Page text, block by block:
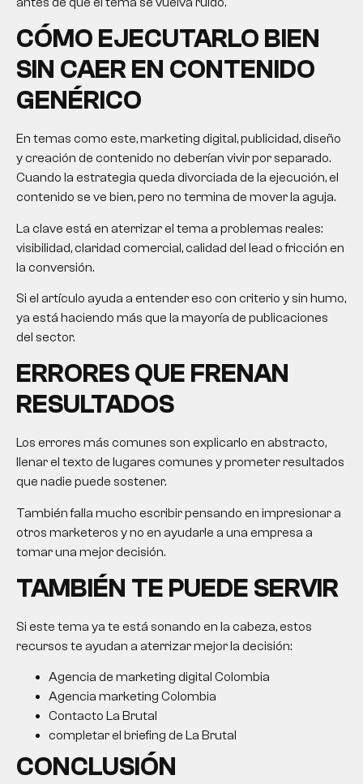
CÓMO EJECUTARLO BIEN
SIN CAER EN CONTENIDO
GENÉRICO
En temas como este, marketing digital, publicidad, diseño
y creación de contenido no deberían vivir por separado.
Cuando la estrategia queda divorciada de la ejecución, el
contenido se ve bien, pero no termina de mover la aguja.
La clave está en aterrizar el tema a problemas reales:
visibilidad, claridad comercial, calidad del lead o fricción en
la conversión.
Si el artículo ayuda a entender eso con criterio y sin humo,
ya está haciendo más que la mayoría de publicaciones
del sector.
ERRORES QUE FRENAN
RESULTADOS
Los errores más comunes son explicarlo en abstracto,
llenar el texto de lugares comunes y prometer resultados
que nadie puede sostener.
También falla mucho escribir pensando en impresionar a
otros marketeros y no en ayudarle a una empresa a
tomar una mejor decisión.
TAMBIÉN TE PUEDE SERVIR
Si este tema ya te está sonando en la cabeza, estos
recursos te ayudan a aterrizar mejor la decisión:
Agencia de marketing digital Colombia
Agencia marketing Colombia
Contacto La Brutal
completar el briefing de La Brutal
CONCLUSIÓN